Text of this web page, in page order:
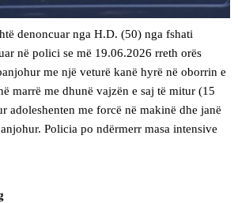
denoncuar nga H.D. (50) nga fshati
në polici se më 19.06.2026 rreth orës
me një veturë kanë hyrë në oborrin e
marrë me dhunë vajzën e saj të mitur (15
adoleshenten me forcë në makinë dhe janë
Policia po ndërmerr masa intensive